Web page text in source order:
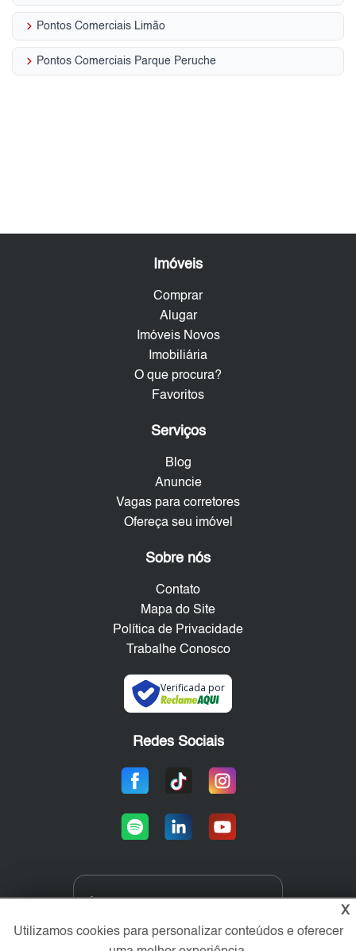
keyboard_arrow_right Pontos Comerciais Limão
keyboard_arrow_right Pontos Comerciais Parque Peruche
Imóveis
Comprar
Alugar
Imóveis Novos
Imobiliária
O que procura?
Favoritos
Serviços
Blog
Anuncie
Vagas para corretores
Ofereça seu imóvel
Sobre nós
Contato
Mapa do Site
Política de Privacidade
Trabalhe Conosco
Verificada por
Redes Sociais
X
Utilizamos cookies para personalizar conteúdos e oferecer